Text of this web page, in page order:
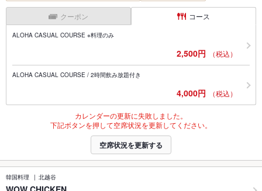
クーポン コース
ALOHA CASUAL COURSE ※料理のみ
2,500円 （税込）
ALOHA CASUAL COURSE / 2時間飲み放題付き
4,000円 （税込）
カレンダーの更新に失敗しました。
下記ボタンを押して空席状況を更新してください。
空席状況を更新する
韓国料理 北越谷